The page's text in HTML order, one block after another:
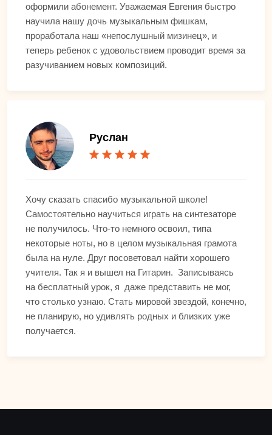
оформили абонемент. Уважаемая Евгения быстро
научила нашу дочь музыкальным фишкам,
проработала наш «непослушный мизинец», и
теперь ребенок с удовольствием проводит время за
разучиванием новых композиций.
Руслан
Хочу сказать спасибо музыкальной школе!
Самостоятельно научиться играть на синтезаторе
не получилось. Что-то немного освоил, типа
некоторые ноты, но в целом музыкальная грамота
была на нуле. Друг посоветовал найти хорошего
учителя. Так я и вышел на Гитарин. Записываясь
на бесплатный урок, я даже представить не мог,
что столько узнаю. Стать мировой звездой, конечно,
не планирую, но удивлять родных и близких уже
получается.